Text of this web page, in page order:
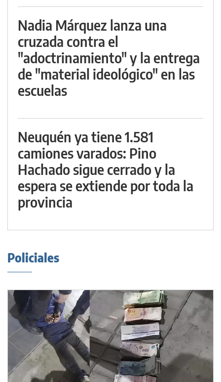
Nadia Márquez lanza una
cruzada contra el
"adoctrinamiento" y la entrega
de "material ideológico" en las
escuelas
Neuquén ya tiene 1.581
camiones varados: Pino
Hachado sigue cerrado y la
espera se extiende por toda la
provincia
Policiales